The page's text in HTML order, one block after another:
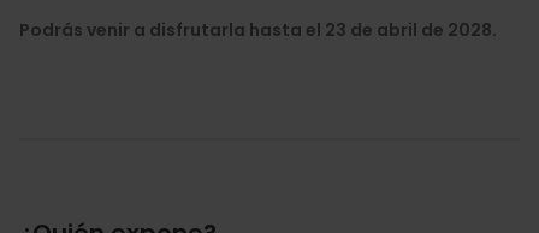
Podrás venir a disfrutarla hasta el 23 de abril de 2028.